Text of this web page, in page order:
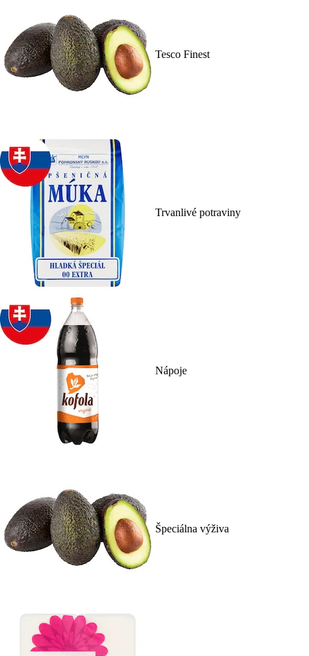
Tesco Finest
Trvanlivé potraviny
Nápoje
Špeciálna výživa